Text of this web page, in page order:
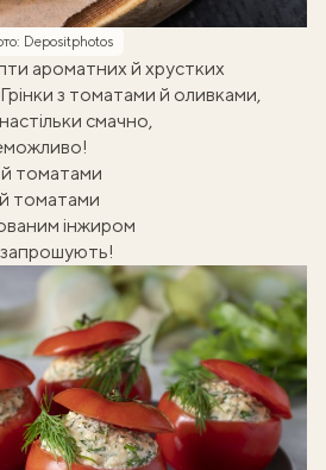
Depositphotos
ароматних й хрустких
Грінки з томатами й оливками,
смачно,
й томатами
томатами
інжиром